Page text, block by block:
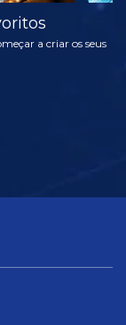
a criar os seus